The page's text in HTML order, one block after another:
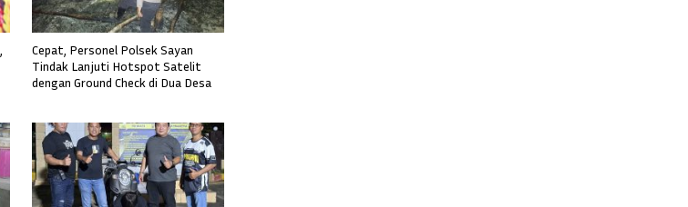
Cepat, Personel Polsek Sayan
Tindak Lanjuti Hotspot Satelit
dengan Ground Check di Dua Desa